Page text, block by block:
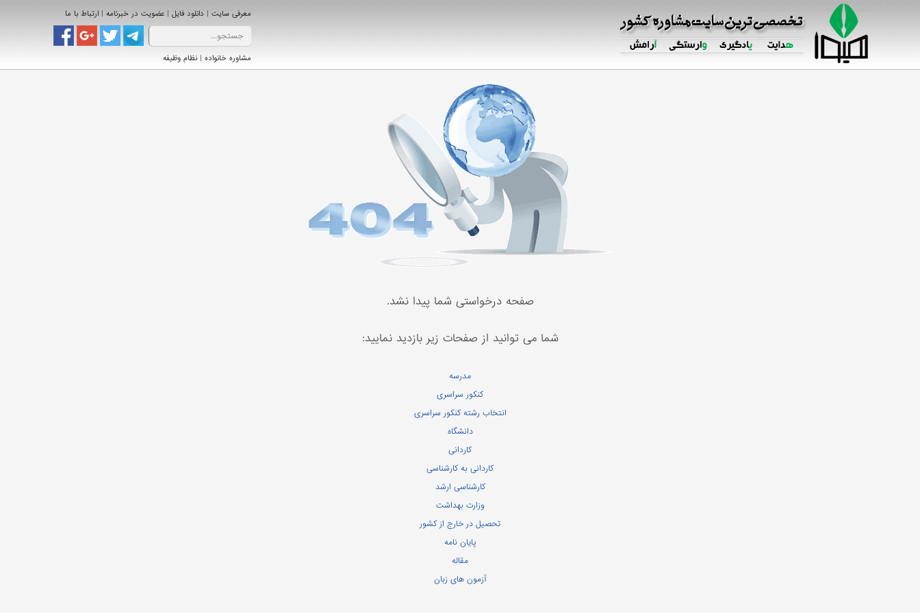
معرفی سایت | دانلود فایل | عضویت در خبرنامه | ارتباط با ما
مشاوره خانواده | نظام وظیفه
صفحه درخواستی شما پیدا نشد.
شما می توانید از صفحات زیر بازدید نمایید:
مدرسه
کنکور سراسری
انتخاب رشته کنکور سراسری
دانشگاه
کاردانی
کاردانی به کارشناسی
کارشناسی ارشد
وزارت بهداشت
تحصیل در خارج از کشور
پایان نامه
مقاله
آزمون های زبان